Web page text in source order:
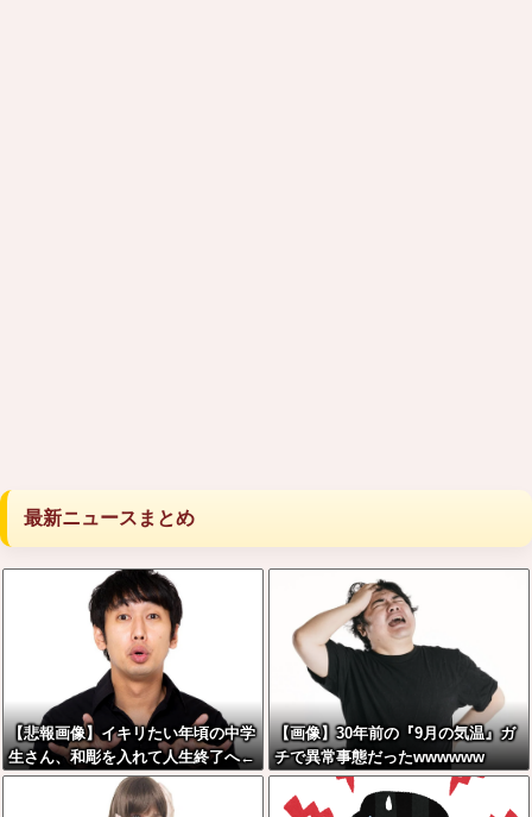
最新ニュースまとめ
【悲報画像】イキリたい年頃の中学
生さん、和彫を入れて人生終了へ←
これw w w w w w
【画像】30年前の『9月の気温』ガ
チで異常事態だったwwwwww